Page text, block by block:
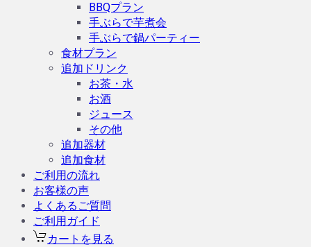
BBQプラン
手ぶらで芋煮会
手ぶらで鍋パーティー
食材プラン
追加ドリンク
お茶・水
お酒
ジュース
その他
追加器材
追加食材
ご利用の流れ
お客様の声
よくあるご質問
ご利用ガイド
カートを見る